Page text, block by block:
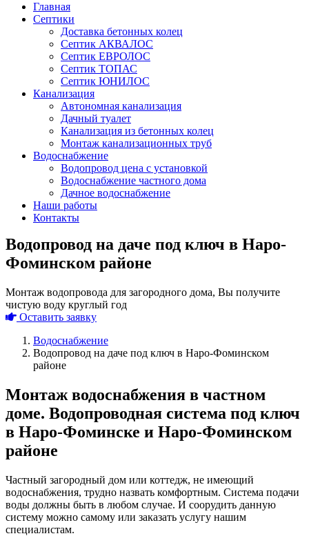
Главная
Септики
Доставка бетонных колец
Септик АКВАЛОС
Септик ЕВРОЛОС
Септик ТОПАС
Септик ЮНИЛОС
Канализация
Автономная канализация
Дачный туалет
Канализация из бетонных колец
Монтаж канализационных труб
Водоснабжение
Водопровод цена с установкой
Водоснабжение частного дома
Дачное водоснабжение
Наши работы
Контакты
Водопровод на даче под ключ в Наро-
Фоминском районе
Монтаж водопровода для загородного дома, Вы получите
чистую воду круглый год
Оставить заявку
Водоснабжение
Водопровод на даче под ключ в Наро-Фоминском
районе
Монтаж водоснабжения в частном
доме. Водопроводная система под ключ
в Наро-Фоминске и Наро-Фоминском
районе
Частный загородный дом или коттедж, не имеющий
водоснабжения, трудно назвать комфортным. Система подачи
воды должны быть в любом случае. И соорудить данную
систему можно самому или заказать услугу нашим
специалистам.